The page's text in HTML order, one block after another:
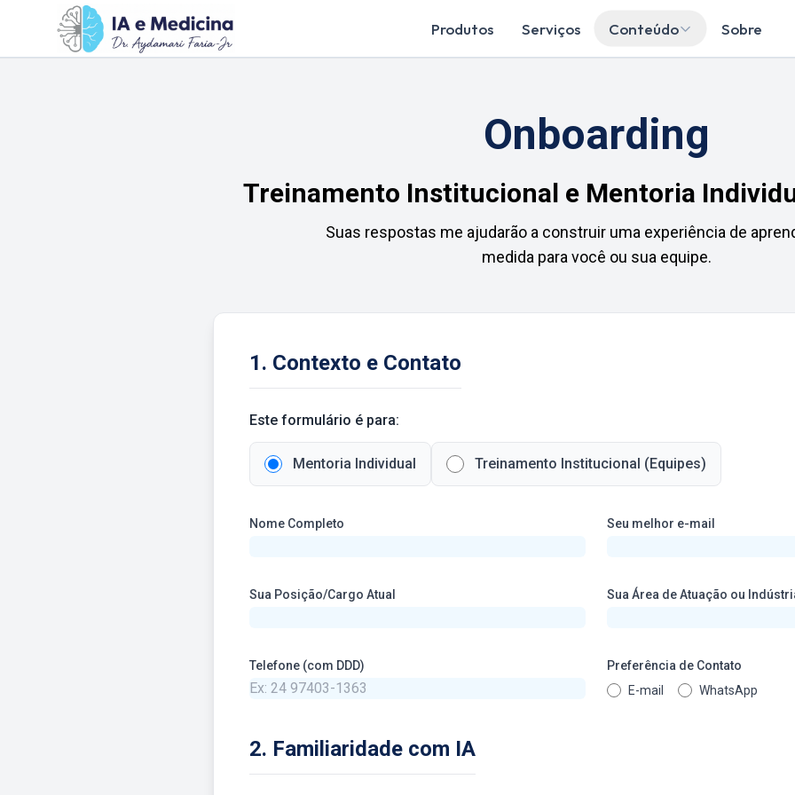
Produtos Serviços Conteúdo Sobre
Onboarding
Treinamento Institucional e Mentoria
Suas respostas me ajudarão a construir uma experiência de
medida para você ou sua equipe.
1. Contexto e Contato
Este formulário é para:
Mentoria Individual Treinamento Institucional (Equipes)
Nome Completo Seu melhor e-mail
Sua Posição/Cargo Atual Sua Área de Atuação ou
Telefone (com DDD)
Preferência de Contato
E-mail
WhatsApp
2. Familiaridade com IA